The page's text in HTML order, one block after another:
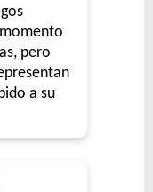
pero
a su